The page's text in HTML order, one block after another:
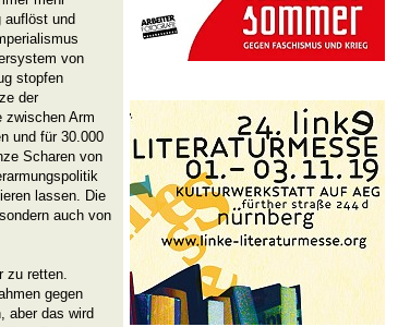
auflöst und
von
stopfen
der
zwischen Arm
und für 30.000
Scharen von
lassen. Die
auch von
zu retten.
gegen
aber das wird